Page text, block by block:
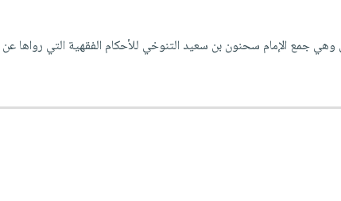
وهي جمع الإمام سحنون بن سعيد التنوخي للأحكام الفقهية التي رواها عن